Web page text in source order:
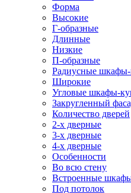
Форма
Высокие
Г-образные
Длинные
Низкие
П-образные
Радиусные шкафы-
Широкие
Угловые шкафы-
Закругленный
Количество дверей
2-х дверные
3-х дверные
4-х дверные
Особенности
Во всю стену
Встроенные
Под потолок